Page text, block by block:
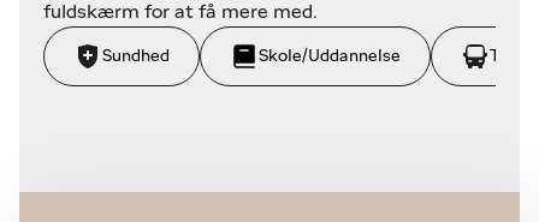
fuldskærm for at få mere med.
Sundhed Skole/Uddannelse